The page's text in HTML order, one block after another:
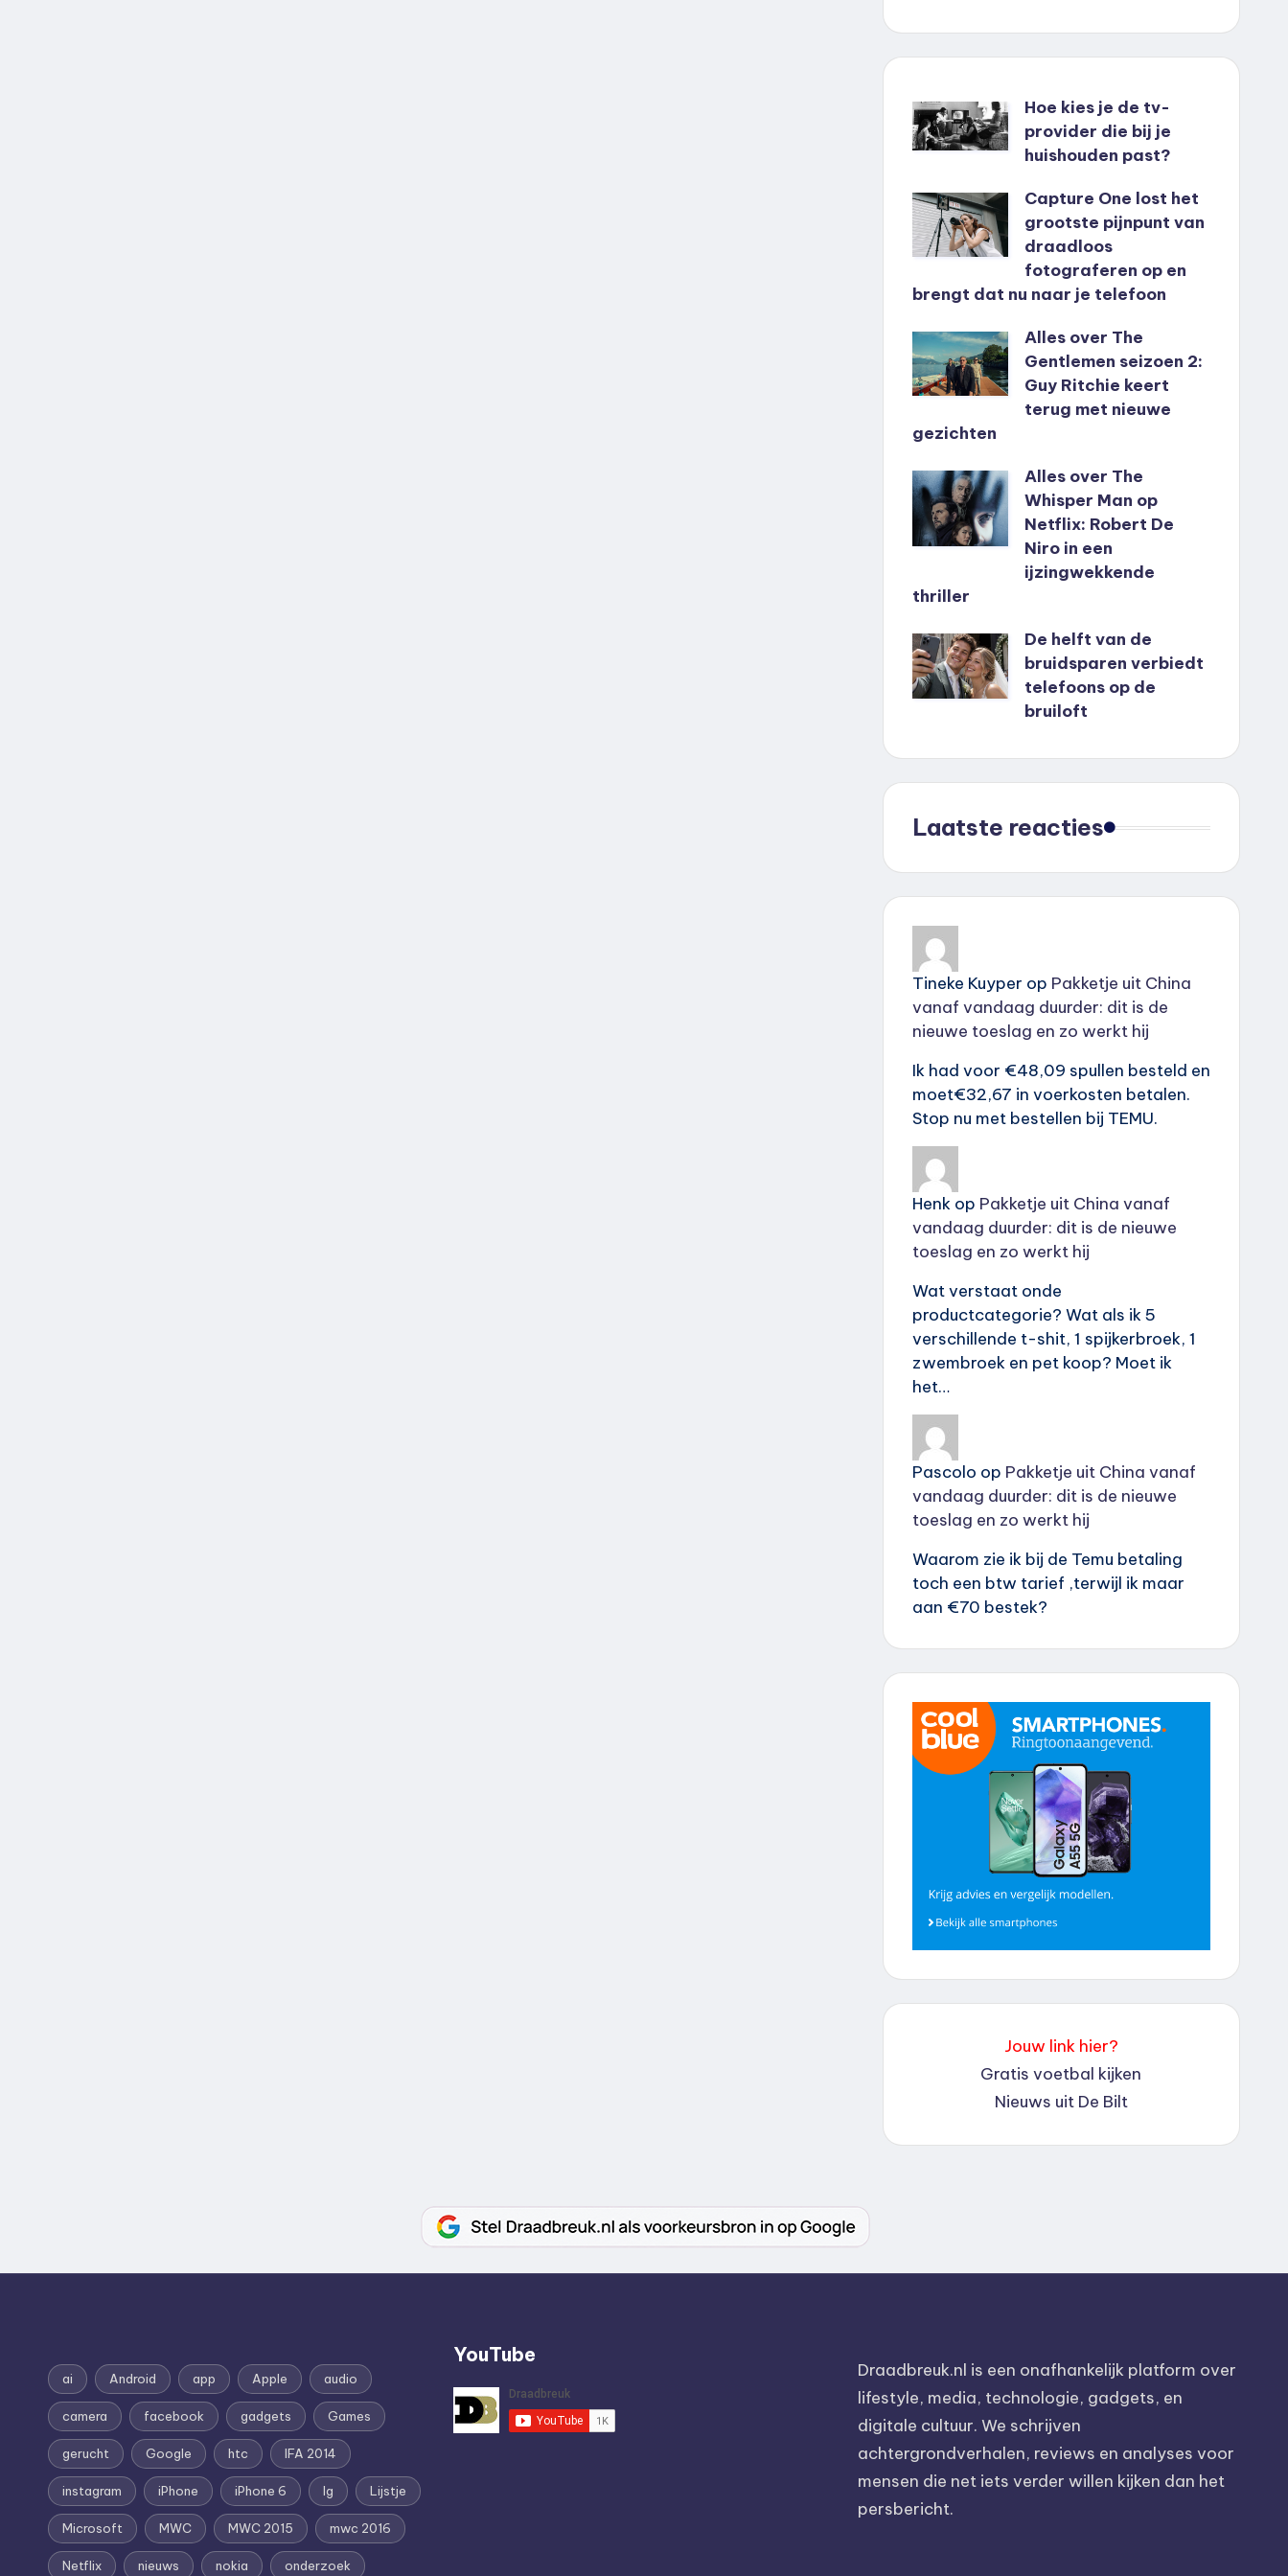
Hoe kies je de tv-
provider die bij je
huishouden past?
Capture One lost het
grootste pijnpunt van
draadloos
fotograferen op en
brengt dat nu naar je telefoon
Alles over The
Gentlemen seizoen 2:
Guy Ritchie keert
terug met nieuwe
gezichten
Alles over The
Whisper Man op
Netflix: Robert De
Niro in een
ijzingwekkende
thriller
De helft van de
bruidsparen verbiedt
telefoons op de
bruiloft
Laatste reacties
Tineke Kuyper op Pakketje uit China
vanaf vandaag duurder: dit is de
nieuwe toeslag en zo werkt hij
Ik had voor €48,09 spullen besteld en
moet€32,67 in voerkosten betalen.
Stop nu met bestellen bij TEMU.
Henkop Pakketje uit China vanaf
vandaag duurder: dit is de nieuwe
toeslag en zo werkt hij
Wat verstaat onde
productcategorie? Wat als ik 5
verschillende t-shit, 1 spijkerbroek, 1
zwembroek en pet koop? Moet ik
het…
Pascolo op Pakketje uit China vanaf
vandaag duurder: dit is de nieuwe
toeslag en zo werkt hij
Waarom zie ik bij de Temu betaling
toch een btw tarief ,terwijl ik maar
aan €70 bestek?
Jouw link hier?
Gratis voetbal kijken
Nieuws uit De Bilt
ai Android app Apple audio
camera facebook gadgets Games
gerucht Google htc IFA 2014
instagram iPhone iPhone 6 lg Lijstje
Microsoft MWC MWC 2015 mwc 2016
Netflix nieuws nokia onderzoek
YouTube
Draadbreuk.nl is een onafhankelijk platform over
lifestyle, media, technologie, gadgets, en
digitale cultuur. We schrijven
achtergrondverhalen, reviews en analyses voor
mensen die net iets verder willen kijken dan het
persbericht.